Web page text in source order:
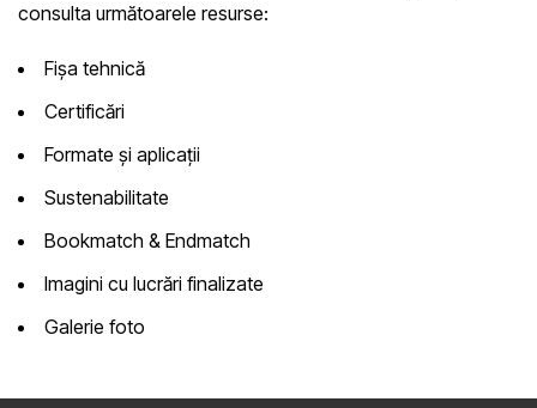
consulta următoarele resurse:
Fișa tehnică
Certificări
Formate și aplicații
Sustenabilitate
Bookmatch & Endmatch
Imagini cu lucrări finalizate
Galerie foto